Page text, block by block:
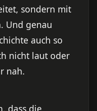
sondern mit
Und genau
auch so
nicht laut oder
nah.
dass die